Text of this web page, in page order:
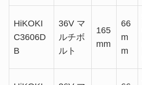
HiKOKI
C3606D
B
36V マ
ルチボ
ルト
165
mm
66
m
m